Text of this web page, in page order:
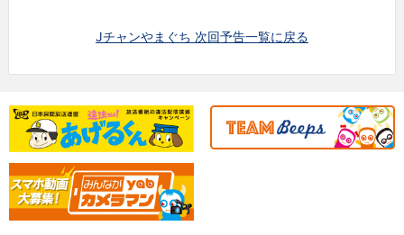
Jチャンやまぐち 次回予告一覧に戻る